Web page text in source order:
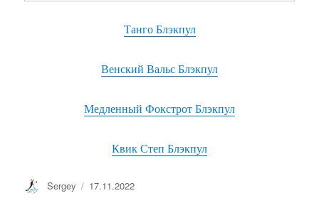
Танго Блэкпул
Венский Вальс Блэкпул
Медленный Фокстрот Блэкпул
Квик Степ Блэкпул
Автор
Sergey Опубликовано
17.11.2022